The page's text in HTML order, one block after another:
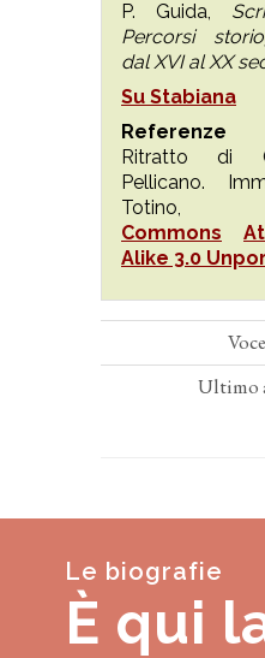
P. Guida,
Percorsi
dal XVI al XX
Su Stabiana
Referenze
Ritratto di
Pellicano.
Commons
Alike 3.0
Ultimo
Le biografie
È qui